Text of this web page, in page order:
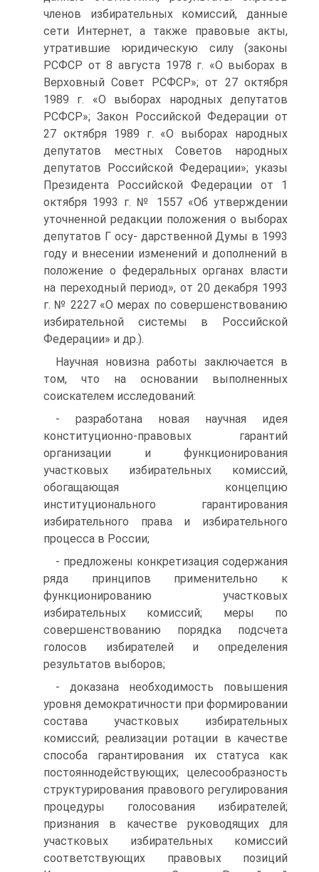
членов избирательных комиссий, данные
сети Интернет, а также правовые акты,
утратившие юридическую силу (законы
РСФСР от 8 августа 1978 г. «О выборах в
Верховный Совет РСФСР»; от 27 октября
1989 г. «О выборах народных депутатов
РСФСР»; Закон Российской Федерации от
27 октября 1989 г. «О выборах народных
депутатов местных Советов народных
депутатов Российской Федерации»; указы
Президента Российской Федерации от 1
октября 1993 г. № 1557 «Об утверждении
уточненной редакции положения о выборах
депутатов Г осу- дарственной Думы в 1993
году и внесении изменений и дополнений в
положение о федеральных органах власти
на переходный период», от 20 декабря 1993
г. № 2227 «О мерах по совершенствованию
избирательной системы в Российской
Федерации» и др.).
Научная новизна работы заключается в
том, что на основании выполненных
соискателем исследований:
- разработана новая научная идея
конституционно-правовых гарантий
организации и функционирования
участковых избирательных комиссий,
обогащающая концепцию
институционального гарантирования
избирательного права и избирательного
процесса в России;
- предложены конкретизация содержания
ряда принципов применительно к
функционированию участковых
избирательных комиссий; меры по
совершенствованию порядка подсчета
голосов избирателей и определения
результатов выборов;
- доказана необходимость повышения
уровня демократичности при формировании
состава участковых избирательных
комиссий; реализации ротации в качестве
способа гарантирования их статуса как
постояннодействующих; целесообразность
структурирования правового регулирования
процедуры голосования избирателей;
признания в качестве руководящих для
участковых избирательных комиссий
соответствующих правовых позиций